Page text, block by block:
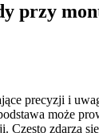
przy
precyzji i
może
Często zdarza